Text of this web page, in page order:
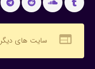
web سایت های دیگر CIS Group